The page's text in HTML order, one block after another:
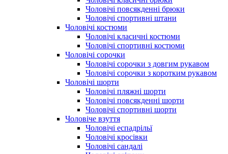
Чоловічі повсякденні брюки
Чоловічі спортивні штани
Чоловічі костюми
Чоловічі класичні костюми
Чоловічі спортивні костюми
Чоловічі сорочки
Чоловічі сорочки з довгим рукавом
Чоловічі сорочки з коротким рукавом
Чоловічі шорти
Чоловічі пляжні шорти
Чоловічі повсякденні шорти
Чоловічі спортивні шорти
Чоловіче взуття
Чоловічі еспадрільї
Чоловічі кросівки
Чоловічі сандалі